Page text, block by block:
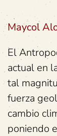
Maycol
El
actual en
tal
fuerza
cambio
poniendo